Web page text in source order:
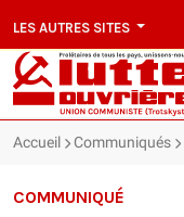
LES AUTRES SITES
Accueil Communiqués
COMMUNIQUÉ